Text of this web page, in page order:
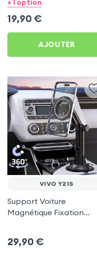
+ 1 option
19,90 €
AJOUTER
VIVO Y21S
Support Voiture
Magnétique Fixation
29,90 €